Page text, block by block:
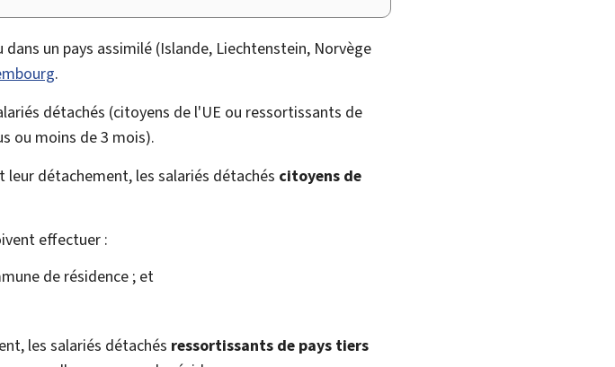
dans un pays assimilé (Islande, Liechtenstein, Norvège
.
détachés (citoyens de l'UE ou ressortissants de
ou moins de 3 mois).
leur détachement, les salariés détachés citoyens de
effectuer :
de résidence ; et
les salariés détachés ressortissants de pays tiers